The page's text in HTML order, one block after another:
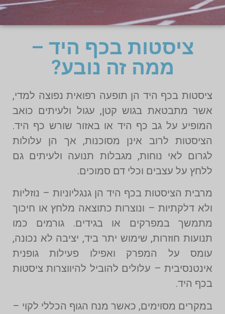
ציסטות בכף היד –
ממה זה נובע?
ציסטות בכף היד הן תופעה רפואית נפוצה למדי,
אשר מתבטאת בגוש קטן, עגול ולעיתים כואב
המופיע על גב כף היד או באזור שורש כף היד.
הציסטות לרוב אינן מסוכנות, אך הן עלולות
לגרום לאי נוחות, מגבלות תנועה ולעיתים גם
ללחץ על עצבים וכלי דם סמוכים.
מרבית הציסטות בכף היד הן גנגליוניות – נוזליות
ולא דלקתיות – ונוצרות כתוצאה מלחץ או חיכוך
מתמשך במפרקים או בגידים. גורמים כמו
תנועות חוזרות, שימוש יתר ביד, יציבה לא נכונה,
עומס על המפרק ואפילו פעילות גופנית
אינטנסיבית – עלולים להוביל להיווצרות ציסטות
בכף היד.
במקרים מסוימים, כאשר מנח הגוף הכללי לקוי –